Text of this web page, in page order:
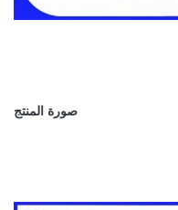
صورة المنتج